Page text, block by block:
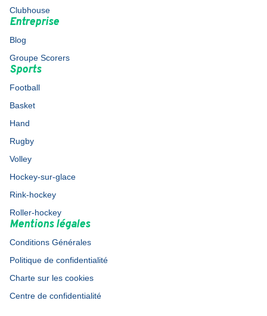
Clubhouse
Entreprise
Blog
Groupe Scorers
Sports
Football
Basket
Hand
Rugby
Volley
Hockey-sur-glace
Rink-hockey
Roller-hockey
Mentions légales
Conditions Générales
Politique de confidentialité
Charte sur les cookies
Centre de confidentialité